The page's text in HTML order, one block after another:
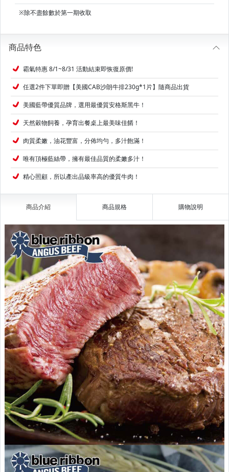
※除不盡餘數於第一期收取
商品特色
霸氣特惠 8/1~8/31 活動結束即恢復原價!
任選2件下單即贈【美國CAB沙朗牛排230g*1片】隨商品出貨
美國藍帶優質品牌，選用最優質安格斯黑牛！
天然穀物飼養，孕育出餐桌上最美味佳餚！
肉質柔嫩，油花豐富，分佈均勻，多汁飽滿！
唯有頂極藍絲帶，擁有最佳品質的柔嫩多汁！
精心照顧，所以產出品級率高的優質牛肉！
商品介紹 商品規格 購物說明